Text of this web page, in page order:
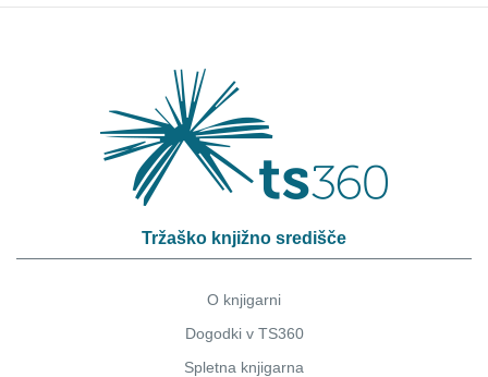
Tržaško knjižno središče
O knjigarni
Dogodki v TS360
Spletna knjigarna